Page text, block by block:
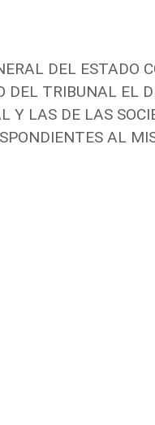
DEL ESTADO
DEL TRIBUNAL EL
Y LAS DE LAS
AL